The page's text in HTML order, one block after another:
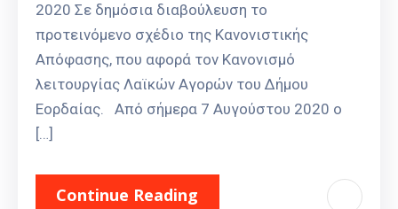
2020 Σε δημόσια διαβούλευση το
προτεινόμενο σχέδιο της Κανονιστικής
Απόφασης, που αφορά τον Κανονισμό
λειτουργίας Λαϊκών Αγορών του Δήμου
Εορδαίας. Από σήμερα 7 Αυγούστου 2020 ο
[…]
Continue Reading